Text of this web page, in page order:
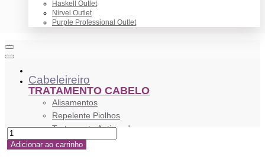
Haskell Outlet
Nirvel Outlet
Purple Professional Outlet
Cabeleireiro
TRATAMENTO CABELO
Alisamentos
Repelente Piolhos
Tratamento Antiqueda
Tratamento Anticaspa
Adicionar ao carrinho